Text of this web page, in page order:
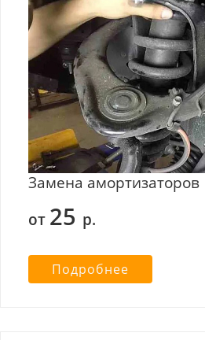
Замена амортизаторов
от 25 р.
Подробнее